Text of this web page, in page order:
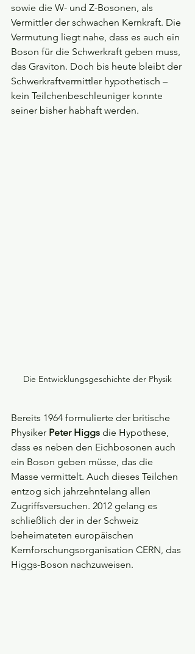
sowie die W- und Z-Bosonen, als
Vermittler der schwachen Kernkraft. Die
Vermutung liegt nahe, dass es auch ein
Boson für die Schwerkraft geben muss,
das Graviton. Doch bis heute bleibt der
Schwerkraftvermittler hypothetisch –
kein Teilchenbeschleuniger konnte
seiner bisher habhaft werden.
Die Entwicklungsgeschichte der Physik
Bereits 1964 formulierte der britische
Physiker Peter Higgs die Hypothese,
dass es neben den Eichbosonen auch
ein Boson geben müsse, das die
Masse vermittelt. Auch dieses Teilchen
entzog sich jahrzehntelang allen
Zugriffsversuchen. 2012 gelang es
schließlich der in der Schweiz
beheimateten europäischen
Kernforschungsorganisation CERN, das
Higgs-Boson nachzuweisen.